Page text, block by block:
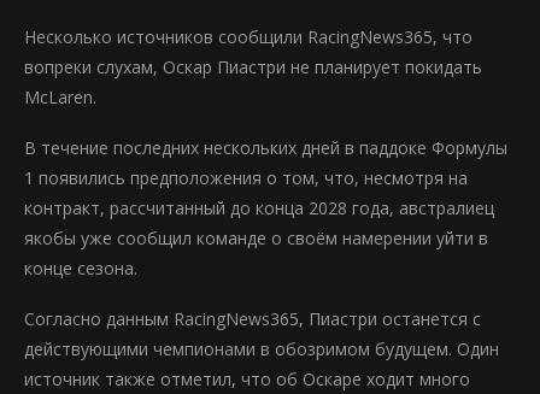
Несколько источников сообщили RacingNews365, что
вопреки слухам, Оскар Пиастри не планирует покидать
McLaren.
В течение последних нескольких дней в паддоке Формулы
1 появились предположения о том, что, несмотря на
контракт, рассчитанный до конца 2028 года, австралиец
якобы уже сообщил команде о своём намерении уйти в
конце сезона.
Согласно данным RacingNews365, Пиастри останется с
действующими чемпионами в обозримом будущем. Один
источник также отметил, что об Оскаре ходит много